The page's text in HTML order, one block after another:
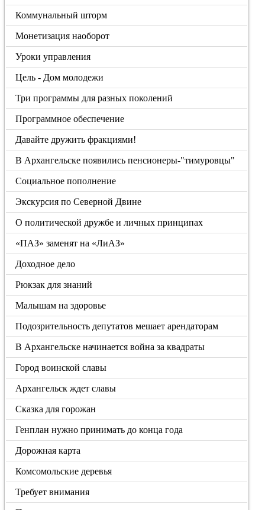
Коммунальный шторм
Монетизация наоборот
Уроки управления
Цель - Дом молодежи
Три программы для разных поколений
Программное обеспечение
Давайте дружить фракциями!
В Архангельске появились пенсионеры-"тимуровцы"
Социальное пополнение
Экскурсия по Северной Двине
О политической дружбе и личных принципах
«ПАЗ» заменят на «ЛиАЗ»
Доходное дело
Рюкзак для знаний
Малышам на здоровье
Подозрительность депутатов мешает арендаторам
В Архангельске начинается война за квадраты
Город воинской славы
Архангельск ждет славы
Сказка для горожан
Генплан нужно принимать до конца года
Дорожная карта
Комсомольские деревья
Требует внимания